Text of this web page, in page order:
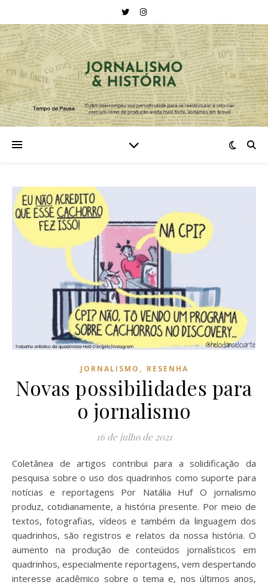
JORNALISMO , RESENHA
Novas possibilidades para
o jornalismo
16 de julho de 2021
Coletânea de artigos contribui para a solidificação da
pesquisa sobre o uso dos quadrinhos como suporte para
notícias e reportagens Por Natália Huf O jornalismo
produz, cotidianamente, a história presente. Por meio de
textos, fotografias, vídeos e também da linguagem dos
quadrinhos, são registros e relatos da nossa história. O
aumento na produção de conteúdos jornalísticos em
quadrinhos, especialmente reportagens, vem despertando
interesse acadêmico sobre o tema e, nos últimos anos,